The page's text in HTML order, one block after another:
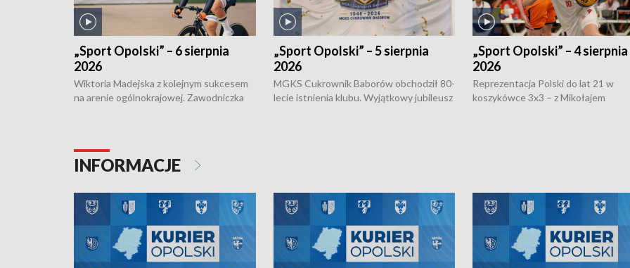
„Sport Opolski” – 6 sierpnia
2026
Wiktoria Madejska z kolejnym sukcesem
na arenie ogólnokrajowej. Zawodniczka
torowym.
„Sport Opolski” – 5 sierpnia
2026
MGKS Cukrownik Baborów obchodził 80-
lecie istnienia klubu. Wyjątkowy jubileusz
„Sport Opolski” – 4 sierpnia
2026
Reprezentacja Polski do lat 21 w
koszykówce 3x3 – z Mikołajem
INFORMACJE